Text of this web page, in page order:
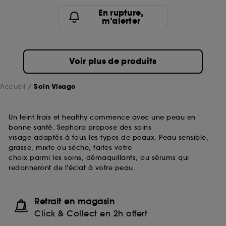
En rupture,
m’alerter
Voir plus de produits
Accueil Soin Visage
Un teint frais et healthy commence avec une peau en
bonne santé. Sephora propose des soins
visage adaptés à tous les types de peaux. Peau sensible,
grasse, mixte ou sèche, faites votre
choix parmi les soins, démaquillants, ou sérums qui
redonneront de l'éclat à votre peau.
Retrait en magasin
Click & Collect en 2h offert
pouvez personnaliser vos choix concernant le dépôt
de ces cookies grâce au bouton "personnaliser mes
choix" ci-dessous ou décider de "tout accepter".
Sephora pourra associer les informations de
collectées ou générées lors de votre activité en ligne
ou en magasin. Pour refuser tous les cookies, cliques
sur "continuer sans accepter". Voous pouvez à tout
moment choisir de retirer votrte consentement. Si vous
souhaitez obtenir plus d'information sur les cookies
utilisés, cliquezici.